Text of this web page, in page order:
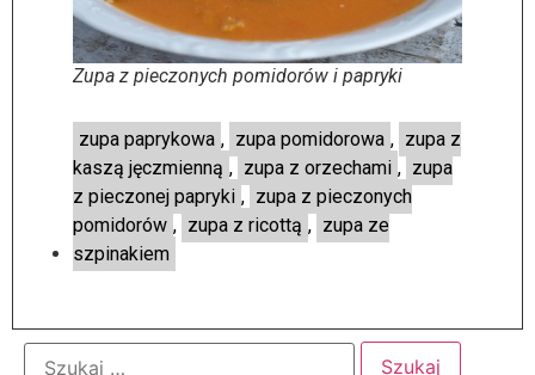
Zupa z pieczonych pomidorów i papryki
zupa paprykowa , zupa pomidorowa , zupa z
kaszą jęczmienną , zupa z orzechami , zupa
z pieczonej papryki , zupa z pieczonych
pomidorów , zupa z ricottą , zupa ze
szpinakiem